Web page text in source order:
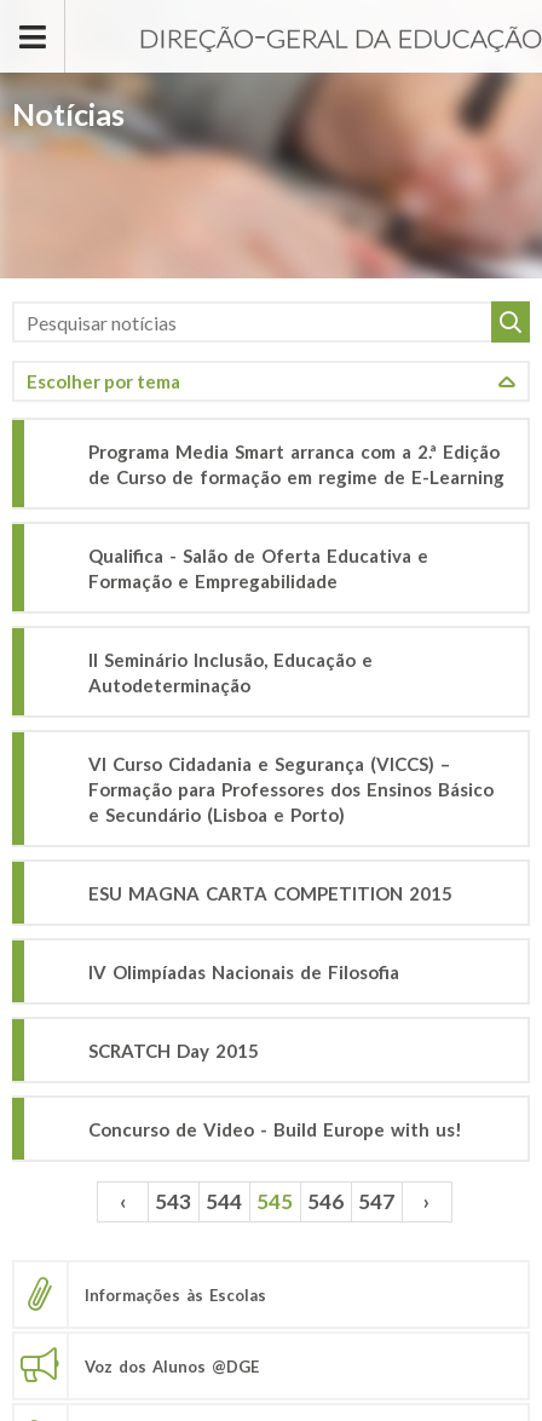
Notícias
Programa Media Smart arranca com a 2.ª Edição
de Curso de formação em regime de E-Learning
Qualifica - Salão de Oferta Educativa e
Formação e Empregabilidade
II Seminário Inclusão, Educação e
Autodeterminação
VI Curso Cidadania e Segurança (VICCS) –
Formação para Professores dos Ensinos Básico
e Secundário (Lisboa e Porto)
ESU MAGNA CARTA COMPETITION 2015
IV Olimpíadas Nacionais de Filosofia
SCRATCH Day 2015
Concurso de Video - Build Europe with us!
Páginas ‹ 543 544 545 546 547 ›
Informações às Escolas
Voz dos Alunos @DGE